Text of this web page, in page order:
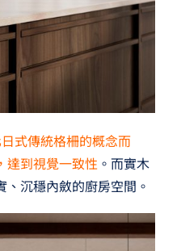
式傳統格柵的概念而
達到視覺一致性 。而實木
沉穩內斂的廚房空間。